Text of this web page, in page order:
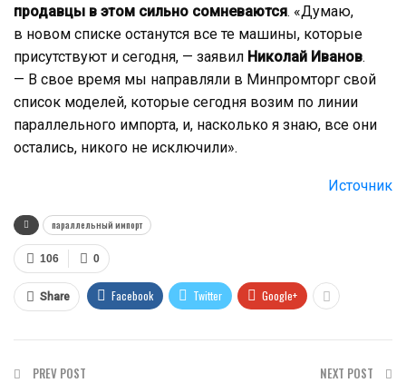
продавцы в этом сильно сомневаются. «Думаю,
в новом списке останутся все те машины, которые
присутствуют и сегодня, — заявил Николай Иванов.
— В свое время мы направляли в Минпромторг свой
список моделей, которые сегодня возим по линии
параллельного импорта, и, насколько я знаю, все они
остались, никого не исключили».
Источник
параллельный импорт
0
106
Share Facebook Twitter Google+
PREV POST NEXT POST